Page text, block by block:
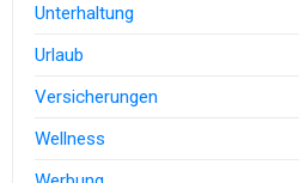
Unterhaltung
Urlaub
Versicherungen
Wellness